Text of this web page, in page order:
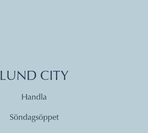
LUND CITY
Handla
Söndagsöppet